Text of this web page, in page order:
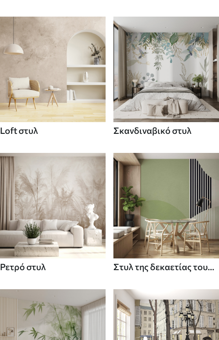
Loft στυλ Σκανδιναβικό στυλ
Ρετρό στυλ
Στυλ της δεκαετίας του